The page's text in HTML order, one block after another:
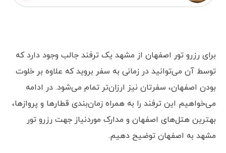
برای رزرو تور اصفهان از مشهد یک ترفند جالب وجود دارد که
توسط آن می‌توانید در زمانی به سفر بروید که علاوه بر خلوت
بودن اصفهان، سفرتان نیز ارزان‌تر تمام می‌شود. در ادامه
می‌خواهیم این ترفند را به همراه زمان‌بندی قطارها و پروازها،
بهترین هتل‌های اصفهان و مدارک موردنیاز جهت رزرو تور
مشهد به اصفهان توضیح دهیم.